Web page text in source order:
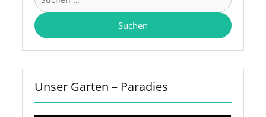
nach:
Unser Garten – Paradies